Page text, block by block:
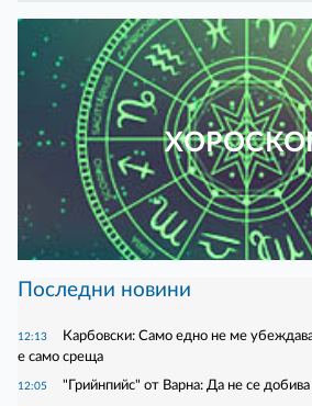
Последни новини
12:13
Карбовски: Само едно не ме
е само среща
12:05 "Грийнпийс" от Варна: Да не се